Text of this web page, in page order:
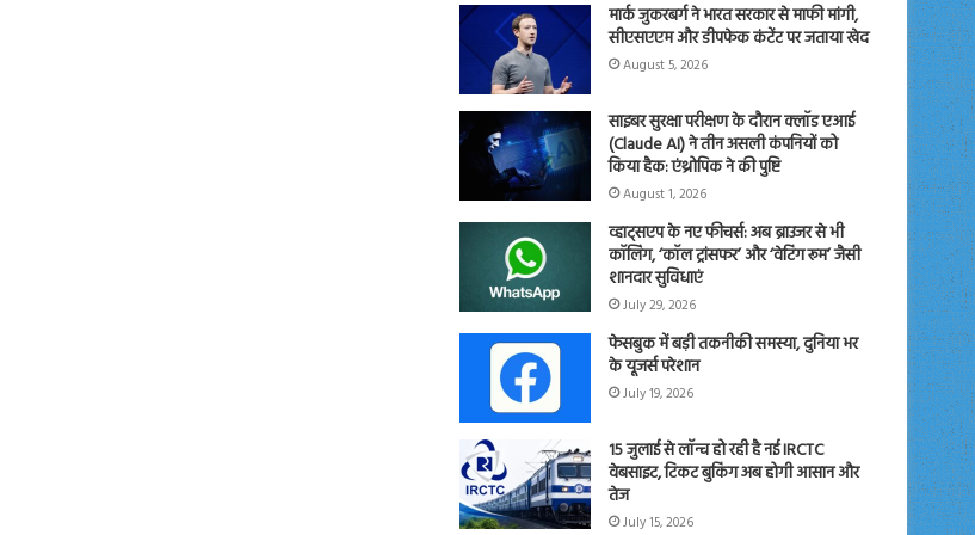
मार्क जुकरबर्ग ने भारत सरकार से माफी मांगी,
सीएसएएम और डीपफेक कंटेंट पर जताया खेद
August 5, 2026
साइबर सुरक्षा परीक्षण के दौरान क्लॉड एआई
(Claude AI) ने तीन असली कंपनियों को
किया हैक: एंथ्रोपिक ने की पुष्टि
August 1, 2026
व्हाट्सएप के नए फीचर्स: अब ब्राउजर से भी
कॉलिंग, ‘कॉल ट्रांसफर’ और ‘वेटिंग रूम’ जैसी
शानदार सुविधाएं
July 29, 2026
फेसबुक में बड़ी तकनीकी समस्या, दुनिया भर
के यूजर्स परेशान
July 19, 2026
15 जुलाई से लॉन्च हो रही है नई IRCTC
वेबसाइट, टिकट बुकिंग अब होगी आसान और
तेज
July 15, 2026